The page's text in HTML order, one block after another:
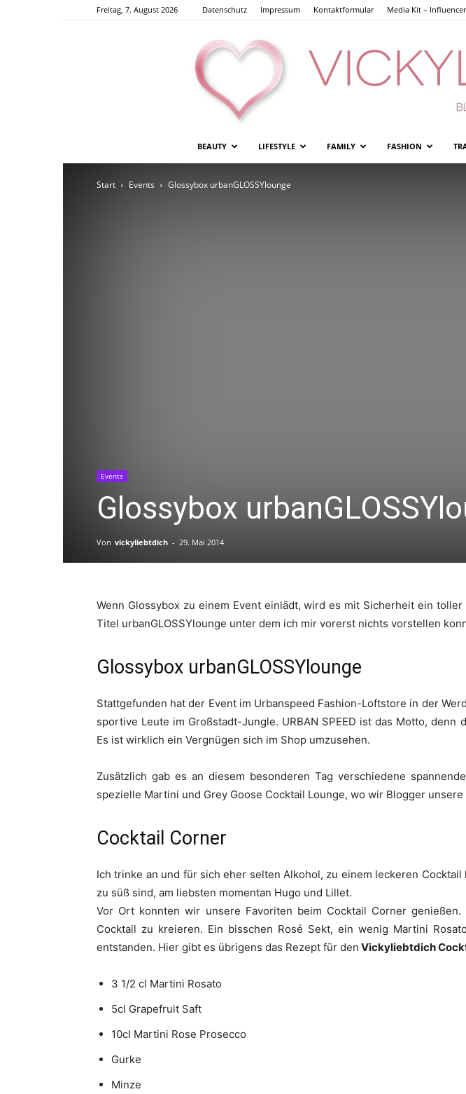
Freitag, 7. August 2026 Datenschutz Impressum Kontaktformular Media Kit –
BEAUTY LIFESTYLE FAMILY FASHION
Start Events Glossybox urbanGLOSSYlounge
Events
Glossybox
Von vickyliebtdich - 29. Mai 2014
Wenn Glossybox zu einem Event einlädt, wird es mit Sicherheit ein
Titel urbanGLOSSYlounge unter dem ich mir vorerst nichts vorstellen
Glossybox urbanGLOSSYlounge
Stattgefunden hat der Event im Urbanspeed Fashion-Loftstore in der
sportive Leute im Großstadt-Jungle. URBAN SPEED ist das Motto,
Es ist wirklich ein Vergnügen sich im Shop umzusehen.
Zusätzlich gab es an diesem besonderen Tag verschiedene
spezielle Martini und Grey Goose Cocktail Lounge, wo wir Blogger
Cocktail Corner
Ich trinke an und für sich eher selten Alkohol, zu einem leckeren
zu süß sind, am liebsten momentan Hugo und Lillet.
Vor Ort konnten wir unsere Favoriten beim Cocktail Corner
Cocktail zu kreieren. Ein bisschen Rosé Sekt, ein wenig Martini
entstanden. Hier gibt es übrigens das Rezept für den Vickyliebtdich
3 1/2 cl Martini Rosato
5cl Grapefruit Saft
10cl Martini Rose Prosecco
Gurke
Minze